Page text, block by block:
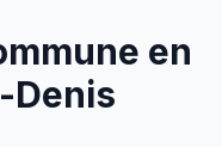
en
Denis